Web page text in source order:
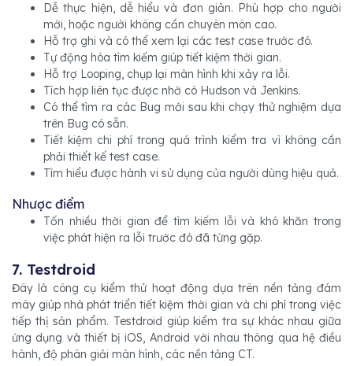
Dễ thực hiện, dễ hiểu và đơn giản. Phù hợp cho người
mới, hoặc người không cần chuyên môn cao.
Hỗ trợ ghi và có thể xem lại các test case trước đó.
Tự động hóa tìm kiếm giúp tiết kiệm thời gian.
Hỗ trợ Looping, chụp lại màn hình khi xảy ra lỗi.
Tích hợp liên tục được nhờ có Hudson và Jenkins.
Có thể tìm ra các Bug mới sau khi chạy thử nghiệm dựa
trên Bug có sẵn.
Tiết kiệm chi phí trong quá trình kiểm tra vì không cần
phải thiết kế test case.
Tìm hiểu được hành vi sử dụng của người dùng hiệu quả.
Nhược điểm
Tốn nhiều thời gian để tìm kiếm lỗi và khó khăn trong
việc phát hiện ra lỗi trước đó đã từng gặp.
7. Testdroid
Đây là công cụ kiểm thử hoạt động dựa trên nền tảng đám
mây giúp nhà phát triển tiết kiệm thời gian và chi phí trong việc
tiếp thị sản phẩm. Testdroid giúp kiểm tra sự khác nhau giữa
ứng dụng và thiết bị iOS, Android với nhau thông qua hệ điều
hành, độ phân giải màn hình, các nền tảng CT.